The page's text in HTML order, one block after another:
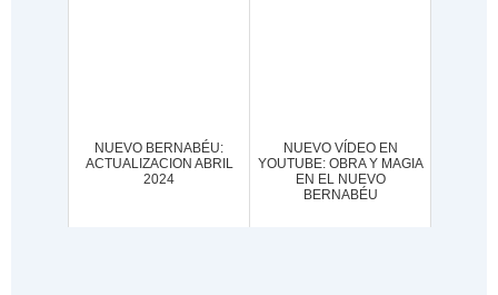
NUEVO BERNABÉU:
ACTUALIZACION ABRIL
2024
NUEVO VÍDEO EN
YOUTUBE: OBRA Y MAGIA
EN EL NUEVO
BERNABÉU